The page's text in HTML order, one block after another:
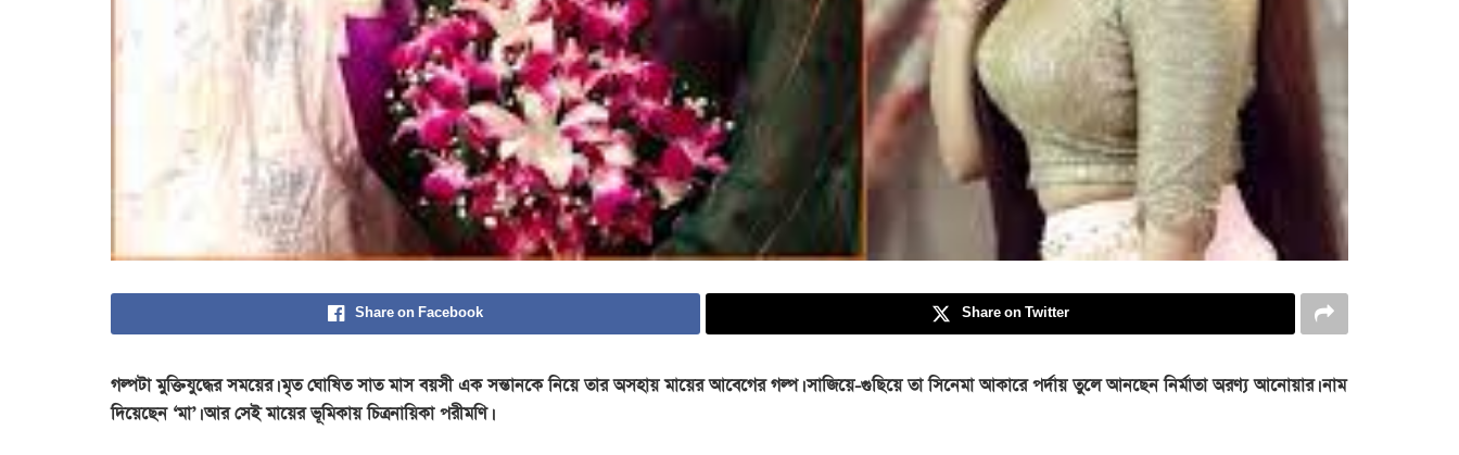
Share on Facebook Share on Twitter
গল্পটা মুক্তিযুদ্ধের সময়ের। মৃত ঘোষিত সাত মাস বয়সী এক সন্তানকে নিয়ে তার অসহায় মায়ের আবেগের গল্প। সাজিয়ে-গুছিয়ে তা সিনেমা আকারে পর্দায় তুলে আনছেন নির্মাতা অরণ্য আনোয়ার। নাম
দিয়েছেন ‘মা’। আর সেই মায়ের ভূমিকায় চিত্রনায়িকা পরীমণি।